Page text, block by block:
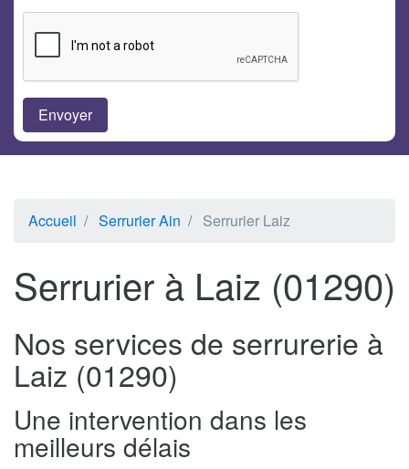
Accueil Serrurier Ain Serrurier Laiz
Serrurier à Laiz (01290)
Nos services de serrurerie à
Laiz (01290)
Une intervention dans les
meilleurs délais